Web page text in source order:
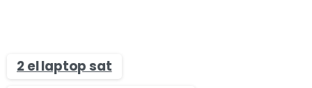
2 el laptop sat